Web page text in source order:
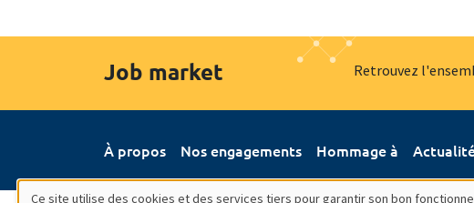
Job market Retrouvez
À propos Nos engagements Hommage à
Ce site utilise des cookies et des services tiers pour garantir son bon